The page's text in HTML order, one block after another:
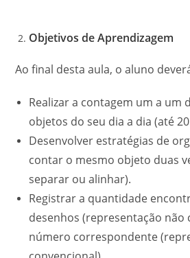
Objetivos de Aprendizagem
Ao final desta aula, o aluno
Realizar a contagem um a um
objetos do seu dia a dia (até
Desenvolver estratégias de
contar o mesmo objeto duas
separar ou alinhar).
Registrar a quantidade
desenhos (representação não
número correspondente